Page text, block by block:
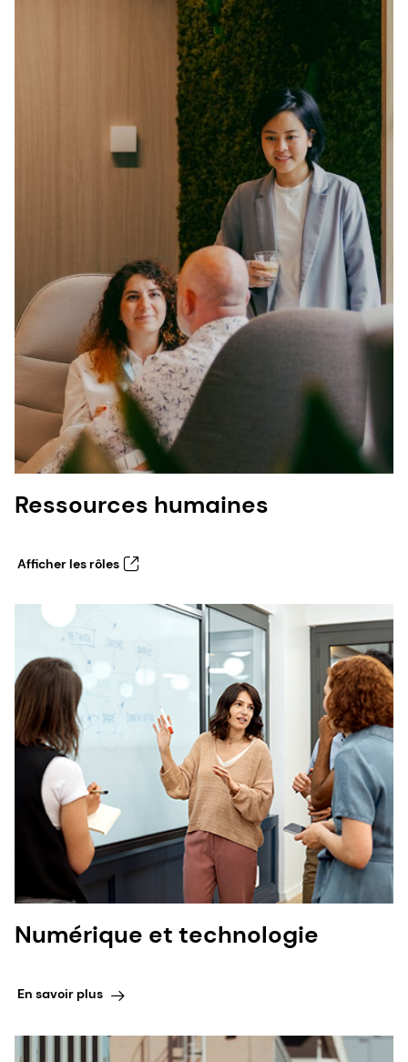
Ressources humaines
Afficher les rôles
Numérique et technologie
En savoir plus